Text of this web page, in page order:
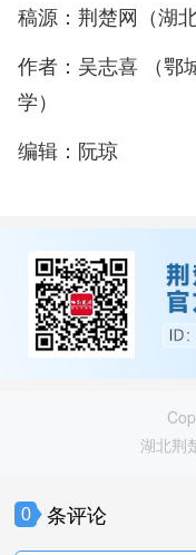
稿源：荆楚网（湖
作者：吴志喜 （鄂
学）
编辑：阮琼
湖北荆
0 条评论